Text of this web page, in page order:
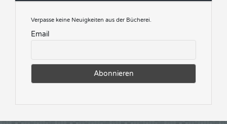
Verpasse keine Neuigkeiten aus der Bücherei.
Email